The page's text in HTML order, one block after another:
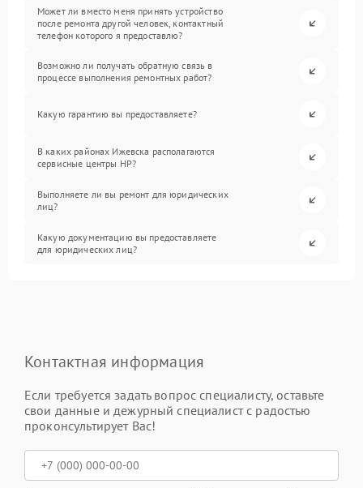
Может ли вместо меня принять устройство
после ремонта другой человек, контактный
телефон которого я предоставлю?
Возможно ли получать обратную связь в
процессе выполнения ремонтных работ?
Какую гарантию вы предоставляете?
В каких районах Ижевска располагаются
сервисные центры HP?
Выполняете ли вы ремонт для юридических
лиц?
Какую документацию вы предоставляете
для юридических лиц?
Контактная информация
Если требуется задать вопрос специалисту, оставьте
свои данные и дежурный специалист с радостью
проконсультирует Вас!